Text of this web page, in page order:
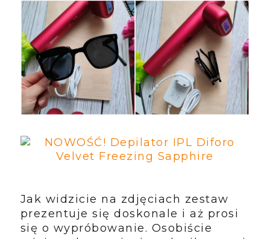
Jak widzicie na zdjęciach zestaw
prezentuje się doskonale i aż prosi
się o wypróbowanie. Osobiście